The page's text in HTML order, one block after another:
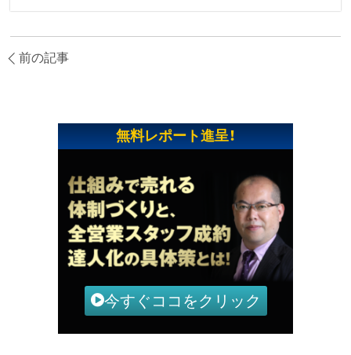
前の記事
無料レポート進呈！
今すぐココをクリック